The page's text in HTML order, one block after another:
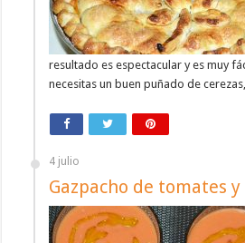
resultado es espectacular y es muy
necesitas un buen puñado de
4 julio
Gazpacho de tomates